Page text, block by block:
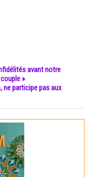
avant notre
»
ne participe pas aux